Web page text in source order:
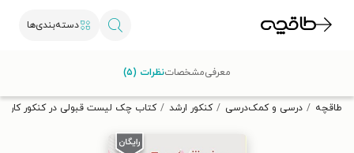
دسته‌بندی‌ها
تخفیف از طاقچه دریافت کن.
طاقچه درسی و کمک‌درسی کنکور ارشد کتاب چک لیست قبولی در کنکور
معرفیمشخصاتنظرات (۵)